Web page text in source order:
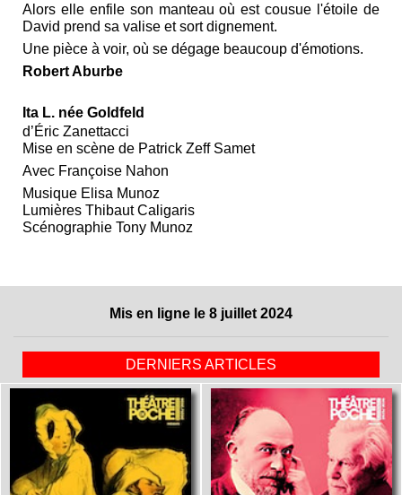
Alors elle enfile son manteau où est cousue l'étoile de
David prend sa valise et sort dignement.
Une pièce à voir, où se dégage beaucoup d'émotions.
Robert Aburbe
Ita L. née Goldfeld
d’Éric Zanettacci
Mise en scène de Patrick Zeff Samet
Avec Françoise Nahon
Musique Elisa Munoz
Lumières Thibaut Caligaris
Scénographie Tony Munoz
Mis en ligne le 8 juillet 2024
DERNIERS ARTICLES